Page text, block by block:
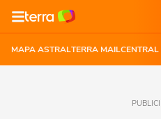
MAPA ASTRALTERRA MAIL